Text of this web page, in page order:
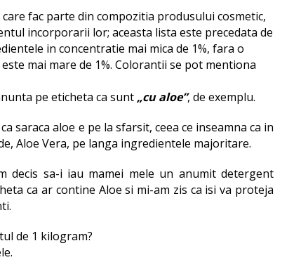
fac parte din compozitia produsului cosmetic,
incorporarii lor; aceasta lista este precedata de
in concentratie mai mica de 1%, fara o
mai mare de 1%. Colorantii se pot mentiona
pe eticheta ca sunt „cu aloe”, de exemplu.
saraca aloe e pe la sfarsit, ceea ce inseamna ca in
Aloe Vera, pe langa ingredientele majoritare.
decis sa-i iau mamei mele un anumit detergent
ca ar contine Aloe si mi-am zis ca isi va proteja
de 1 kilogram?